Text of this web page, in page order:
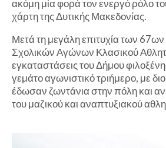
ακόμη μία φορά τον ενεργό ρόλο
χάρτη της Δυτικής Μακεδονίας.
Μετά τη μεγάλη επιτυχία των
Σχολικών Αγώνων Κλασικού
εγκαταστάσεις του Δήμου
γεμάτο αγωνιστικό τριήμερο, με
έδωσαν ζωντάνια στην πόλη και
του μαζικού και αναπτυξιακού